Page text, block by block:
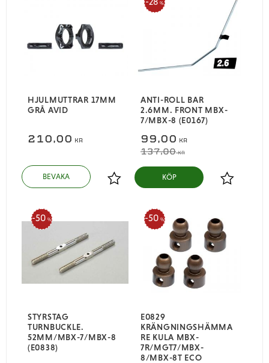
HJULMUTTRAR 17MM
GRÅ AVID
210,00 KR
Lägg till i favoriter
ANTI-ROLL BAR
2.6MM. FRONT MBX-
7/MBX-8 (E0167)
99,00 KR
137,00KR
%
Lägg till i
KÖP
STYRSTAG
TURNBUCKLE.
52MM/MBX-7/MBX-8
(E0838)
50 %
E0829
KRÄNGNINGSHÄMMA
RE KULA MBX-
7R/MGT7/MBX-
8/MBX-8T ECO
50 %